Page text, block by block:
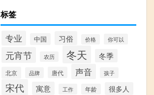
标签
专业 中国 习俗 价格 你可以
元宵节 农历 冬天 冬季
北京 品牌 唐代 声音 孩子
宋代 寓意 工作 年龄 很多人